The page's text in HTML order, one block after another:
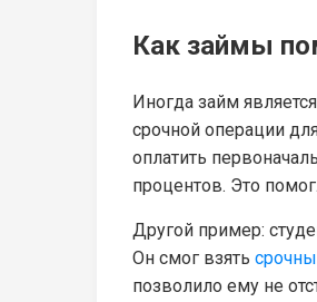
Как займы
Иногда займ
срочной операции
оплатить
процентов. Это
Другой пример:
Он смог взять
позволило ему не